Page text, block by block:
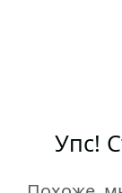
Упс!